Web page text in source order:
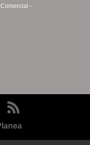
-